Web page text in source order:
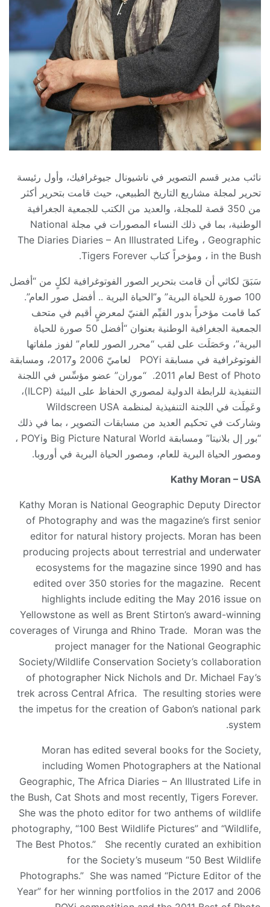
نائب مدير قسم التصوير في ناشيونال جيوغرافيك، وأول رئيسة
تحرير لمجلة مشاريع التاريخ الطبيعي، حيث قامت بتحرير أكثر
من 350 قصة للمجلة، والعديد من الكتب للجمعية الجغرافية
الوطنية، بما في ذلك النساء المصورات في مجلة National
Geographic ، وThe Diaries Diaries – An Illustrated Life
in the Bush ، ومؤخراً كتاب Tigers Forever.
سَبَقَ لكاثي أن قامت بتحرير الصور الفوتوغرافية لكلٍ من “أفضل
100 صورة للحياة البرية” و”الحياة البرية .. أفضل صور العام”.
كما قامت مؤخراً بدور القيِّم الفنيّ لمعرضٍ أقيم في متحف
الجمعية الجغرافية الوطنية بعنوان “أفضل 50 صورة للحياة
البرية”، وحَصَلَت على لقب “محرر الصور للعام” لفوز ملفاتها
الفوتوغرافية في مسابقة POYi لعاميّ 2006 و2017، ومسابقة
Best of Photo لعام 2011. “موران” عضو مؤسِّس في اللجنة
التنفيذية للرابطة الدولية لمصوري الحفاظ على البيئة (ILCP)،
وعَمِلَت في اللجنة التنفيذية لمنظمة Wildscreen USA
وشاركت في تحكيم العديد من مسابقات التصوير ، بما في ذلك
“بور إل بلانيتا” ومسابقة Big Picture Natural World وPOYi ،
ومصور الحياة البرية للعام، ومصور الحياة البرية في أوروبا.
Kathy Moran – USA
Kathy Moran is National Geographic Deputy Director
of Photography and was the magazine’s first senior
editor for natural history projects. Moran has been
producing projects about terrestrial and underwater
ecosystems for the magazine since 1990 and has
edited over 350 stories for the magazine. Recent
highlights include editing the May 2016 issue on
Yellowstone as well as Brent Stirton’s award-winning
coverages of Virunga and Rhino Trade. Moran was the
project manager for the National Geographic
Society/Wildlife Conservation Society’s collaboration
of photographer Nick Nichols and Dr. Michael Fay’s
trek across Central Africa. The resulting stories were
the impetus for the creation of Gabon’s national park
system.
Moran has edited several books for the Society,
including Women Photographers at the National
Geographic, The Africa Diaries – An Illustrated Life in
the Bush, Cat Shots and most recently, Tigers Forever.
She was the photo editor for two anthems of wildlife
photography, “100 Best Wildlife Pictures” and “Wildlife,
The Best Photos.” She recently curated an exhibition
for the Society’s museum “50 Best Wildlife
Photographs.” She was named “Picture Editor of the
Year” for her winning portfolios in the 2017 and 2006